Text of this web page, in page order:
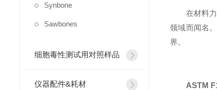
Synbone
Sawbones
细胞毒性测试用对照样品
仪器配件&耗材
在材料力学
领域而闻名
界。
ASTM